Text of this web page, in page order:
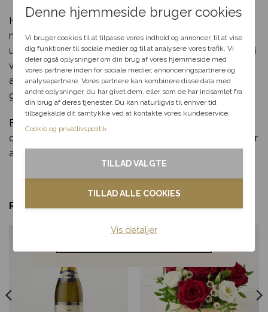
Denne hjemmeside bruger cookies
Vi bruger cookies til at tilpasse vores indhold og annoncer, til at vise
dig funktioner til sociale medier og til at analysere vores trafik. Vi
deler også oplysninger om din brug af vores hjemmeside med
vores partnere inden for sociale medier, annonceringspartnere og
analysepartnere. Vores partnere kan kombinere disse data med
andre oplysninger, du har givet dem, eller som de har indsamlet fra
din brug af deres tjenester. Du kan naturligvis til enhver tid
tilbagekalde dit samtykke ved at kontakte vores kundeservice.
Cookie og privatlivspolitik
TILLAD ALLE COOKIES
TILLAD VALGTE
Vis detaljer
Hver æske er håndlavet af Bloomits erfarne florister, der
nøje udvælger blomster og materialer for at skabe en
unik og mindeværdig gave. Kombinationen af blomster i
varme toner og det æstetiske arrangement gør denne
æske til et uforglemmeligt indslag, der vækker smil og
glæde.
Bestil din “Kærlig varm herlighed” blomsteræske i dag,
og lad den sprede varme og kærlighed hos en, du holder
af.
RELATEREDE VARER
passer til dig, så hjælper vi
dig videre med at finde den
perfekte rabat til dit svar.
Fødselsdag
Tak & omtanke
Kondolence
Blomster til hjemmet
Noget andet